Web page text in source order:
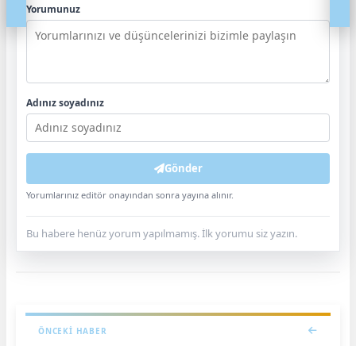
Yorumunuz
Adınız soyadınız
Gönder
Yorumlarınız editör onayından sonra yayına alınır.
Bu habere henüz yorum yapılmamış. İlk yorumu siz yazın.
ÖNCEKI HABER